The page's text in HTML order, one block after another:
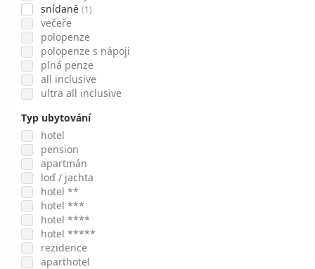
snídaně (1)
večeře
polopenze
polopenze s nápoji
plná penze
all inclusive
ultra all inclusive
Typ ubytování
hotel
pension
apartmán
loď / jachta
hotel **
hotel ***
hotel ****
hotel *****
rezidence
aparthotel